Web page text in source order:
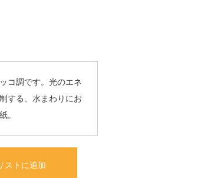
コ調です。光のエネ
する、水まわりにお
。
ストに追加